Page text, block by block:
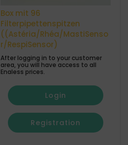
Box mit 96
Filterpipettenspitzen
((Astéria/Rhéa/MastiSenso
r/RespiSensor)
After logging in to your customer
area, you will have access to all
Enaless prices.
Login
Registration